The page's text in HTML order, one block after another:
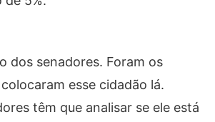
dos senadores. Foram os
esse cidadão lá.
têm que analisar se ele está